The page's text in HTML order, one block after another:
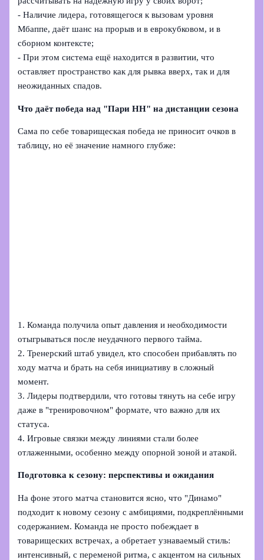
- Наличие лидера, готовящегося к вызовам уровня
Мбаппе, даёт шанс на прорыв и в еврокубковом, и в
сборном контексте;
- При этом система ещё находится в развитии, что
оставляет пространство как для рывка вверх, так и для
неожиданных спадов.
Что даёт победа над "Пари НН" на дистанции сезона
Сама по себе товарищеская победа не приносит очков в
таблицу, но её значение намного глубже:
1. Команда получила опыт давления и необходимости
отыгрываться после неудачного первого тайма.
2. Тренерский штаб увидел, кто способен прибавлять по
ходу матча и брать на себя инициативу в сложный
момент.
3. Лидеры подтвердили, что готовы тянуть на себе игру
даже в "тренировочном" формате, что важно для их
статуса.
4. Игровые связки между линиями стали более
отлаженными, особенно между опорной зоной и атакой.
Подготовка к сезону: перспективы и ожидания
На фоне этого матча становится ясно, что "Динамо"
подходит к новому сезону с амбициями, подкреплёнными
содержанием. Команда не просто побеждает в
товарищеских встречах, а обретает узнаваемый стиль:
интенсивный, с переменой ритма, с акцентом на сильных